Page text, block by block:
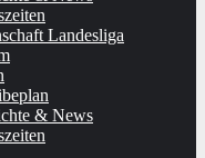
Landesliga
& News